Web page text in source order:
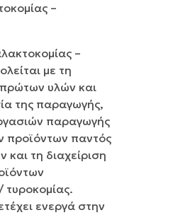
–
–
με τη
πρώτων υλών και
της παραγωγής,
παραγωγής
προϊόντων παντός
και τη διαχείριση
τυροκομίας.
ενεργά στην